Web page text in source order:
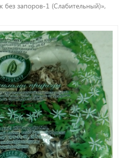
запоров-1 (Слабительный)»,